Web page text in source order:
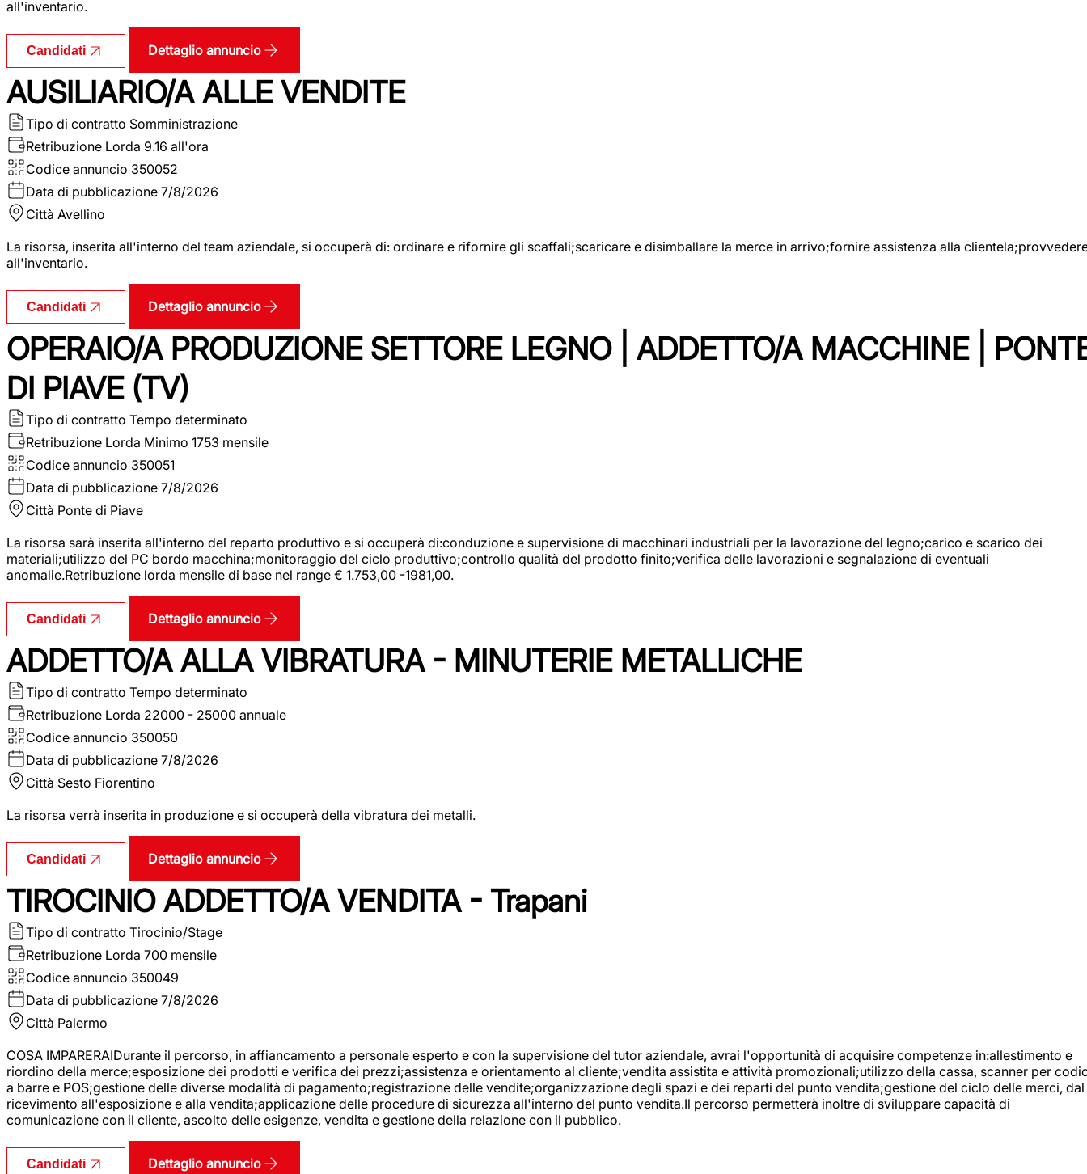
all'inventario.
Candidati Dettaglio annuncio
AUSILIARIO/A ALLE VENDITE
Tipo di contratto Somministrazione
Retribuzione Lorda 9.16 all'ora
Codice annuncio 350052
Data di pubblicazione 7/8/2026
Città Avellino
La risorsa, inserita all'interno del team aziendale, si occuperà di: ordinare e rifornire gli scaffali;scaricare e disimballare la merce in arrivo;fornire assistenza alla
all'inventario.
Candidati Dettaglio annuncio
OPERAIO/A PRODUZIONE SETTORE LEGNO | ADDETTO/A MACCHINE |
DI PIAVE (TV)
Tipo di contratto Tempo determinato
Retribuzione Lorda Minimo 1753 mensile
Codice annuncio 350051
Data di pubblicazione 7/8/2026
Città Ponte di Piave
La risorsa sarà inserita all'interno del reparto produttivo e si occuperà di:conduzione e supervisione di macchinari industriali per la lavorazione del legno;carico e scarico dei
materiali;utilizzo del PC bordo macchina;monitoraggio del ciclo produttivo;controllo qualità del prodotto finito;verifica delle lavorazioni e segnalazione di eventuali
anomalie.Retribuzione lorda mensile di base nel range € 1.753,00 -1981,00.
Candidati Dettaglio annuncio
ADDETTO/A ALLA VIBRATURA - MINUTERIE METALLICHE
Tipo di contratto Tempo determinato
Retribuzione Lorda 22000 - 25000 annuale
Codice annuncio 350050
Data di pubblicazione 7/8/2026
Città Sesto Fiorentino
La risorsa verrà inserita in produzione e si occuperà della vibratura dei metalli.
Candidati Dettaglio annuncio
TIROCINIO ADDETTO/A VENDITA - Trapani
Tipo di contratto Tirocinio/Stage
Retribuzione Lorda 700 mensile
Codice annuncio 350049
Data di pubblicazione 7/8/2026
Città Palermo
COSA IMPARERAIDurante il percorso, in affiancamento a personale esperto e con la supervisione del tutor aziendale, avrai l'opportunità di acquisire competenze in:allestimento e
riordino della merce;esposizione dei prodotti e verifica dei prezzi;assistenza e orientamento al cliente;vendita assistita e attività promozionali;utilizzo della cassa, scanner per
a barre e POS;gestione delle diverse modalità di pagamento;registrazione delle vendite;organizzazione degli spazi e dei reparti del punto vendita;gestione del ciclo delle merci, dal
ricevimento all'esposizione e alla vendita;applicazione delle procedure di sicurezza all'interno del punto vendita.Il percorso permetterà inoltre di sviluppare capacità di
comunicazione con il cliente, ascolto delle esigenze, vendita e gestione della relazione con il pubblico.
Candidati Dettaglio annuncio